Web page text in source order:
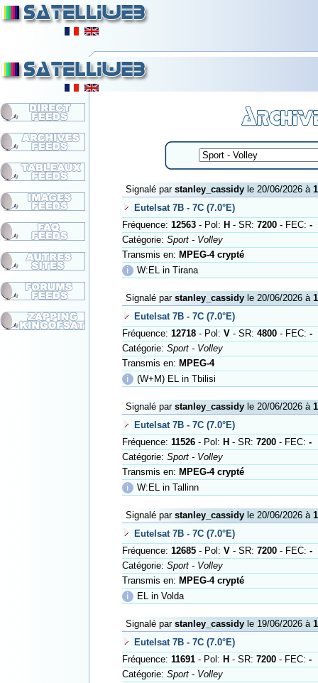
Signalé par stanley_cassidyle 20/06/2026 à
Eutelsat 7B - 7C (7.0°E)
Fréquence: 12563- Pol: H - SR: 7200- FEC: -
Catégorie: Sport - Volley
Transmis en: MPEG-4 crypté
ℹ
W:EL in Tirana
Signalé par stanley_cassidyle 20/06/2026 à
Eutelsat 7B - 7C (7.0°E)
Fréquence: 12718- Pol: V- SR: 4800- FEC: -
Catégorie: Sport - Volley
Transmis en: MPEG-4
ℹ
(W+M) EL in Tbilisi
Signalé par stanley_cassidyle 20/06/2026 à
Eutelsat 7B - 7C (7.0°E)
Fréquence: 11526- Pol: H - SR: 7200- FEC: -
Catégorie: Sport - Volley
Transmis en: MPEG-4 crypté
ℹ
W:EL in Tallinn
Signalé par stanley_cassidyle 20/06/2026 à
Eutelsat 7B - 7C (7.0°E)
Fréquence: 12685- Pol: V- SR: 7200- FEC: -
Catégorie: Sport - Volley
Transmis en: MPEG-4 crypté
ℹ
EL in Volda
Signalé par stanley_cassidyle 19/06/2026 à
Eutelsat 7B - 7C (7.0°E)
Fréquence: 11691- Pol: H - SR: 7200- FEC: -
Catégorie: Sport - Volley